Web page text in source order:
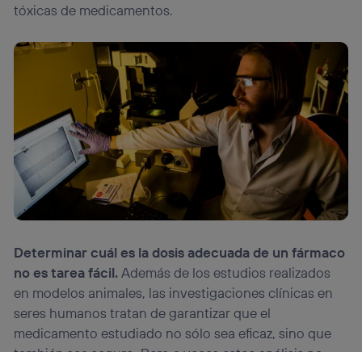
tóxicas de medicamentos.
Determinar cuál es la dosis adecuada de un fármaco
no es tarea fácil.Además de los estudios realizados
en modelos animales, las investigaciones clínicas en
seres humanos tratan de garantizar que el
medicamento estudiado no sólo sea eficaz, sino que